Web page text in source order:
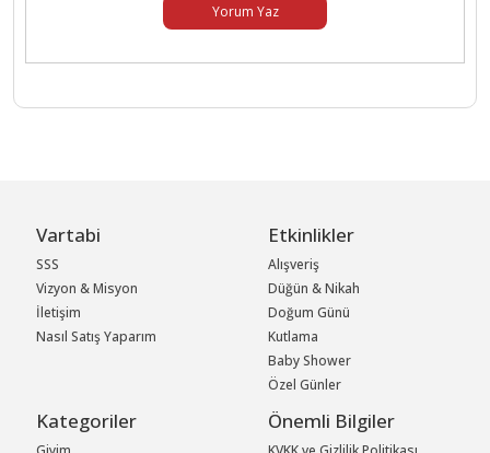
Yorum Yaz
Vartabi
SSS
Vizyon & Misyon
İletişim
Nasıl Satış Yaparım
Etkinlikler
Alışveriş
Düğün & Nikah
Doğum Günü
Kutlama
Baby Shower
Özel Günler
Kategoriler Önemli Bilgiler